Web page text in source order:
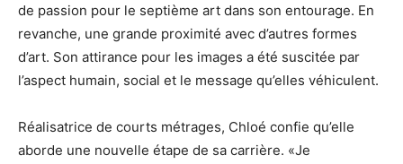
de passion pour le septième art dans son entourage. En
revanche, une grande proximité avec d’autres formes
d’art. Son attirance pour les images a été suscitée par
l’aspect humain, social et le message qu’elles véhiculent.
Réalisatrice de courts métrages, Chloé confie qu’elle
aborde une nouvelle étape de sa carrière. «Je